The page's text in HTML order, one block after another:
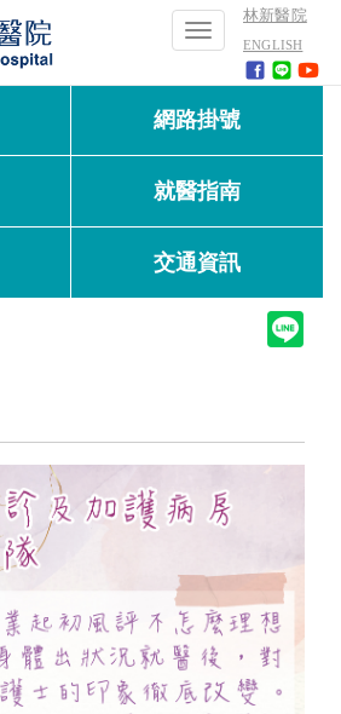
林新醫院
ENGLISH
Toggle
navigation
網路掛號
就醫指南
交通資訊